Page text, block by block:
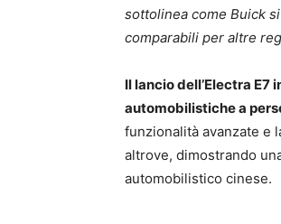
sottolinea come Buick
comparabili per altre
Il lancio dell’Electra
automobilistiche a
funzionalità avanzate e
altrove, dimostrando
automobilistico cinese.